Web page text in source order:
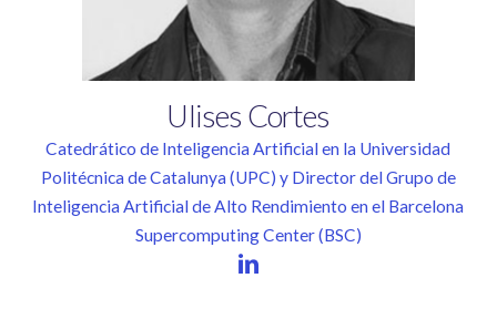
Ulises Cortes
Catedrático de Inteligencia Artificial en la Universidad
Politécnica de Catalunya (UPC) y Director del Grupo de
Inteligencia Artificial de Alto Rendimiento en el Barcelona
Supercomputing Center (BSC)